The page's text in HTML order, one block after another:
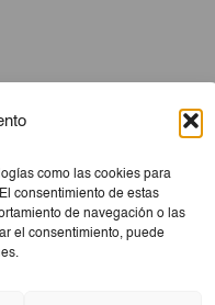
como las cookies para
consentimiento de estas
de navegación o las
el consentimiento, puede